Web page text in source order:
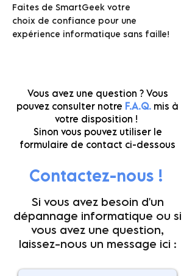
Faites de SmartGeek votre
choix de confiance pour une
expérience informatique sans faille!
Vous avez une question ? Vous
pouvez consulter notre F.A.Q. mis à
votre disposition !
Sinon vous pouvez utiliser le
formulaire de contact ci-dessous
Contactez-nous !
Si vous avez besoin d'un
dépannage informatique ou si
vous avez une question,
laissez-nous un message ici :